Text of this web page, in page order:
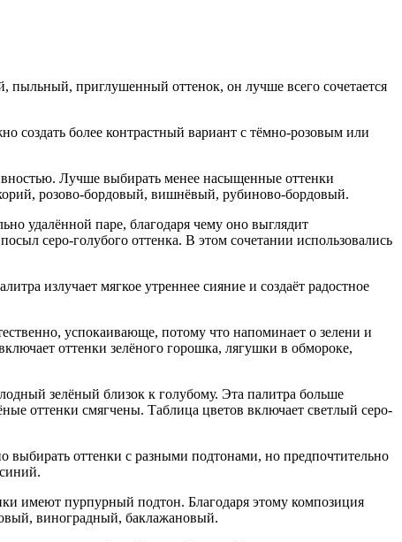
пыльный, приглушенный оттенок, он лучше всего сочетается
создать более контрастный вариант с тёмно-розовым или
Лучше выбирать менее насыщенные оттенки
розово-бордовый, вишнёвый, рубиново-бордовый.
удалённой паре, благодаря чему оно выглядит
серо-голубого оттенка. В этом сочетании использовались
излучает мягкое утреннее сияние и создаёт радостное
успокаивающе, потому что напоминает о зелени и
оттенки зелёного горошка, лягушки в обмороке,
зелёный близок к голубому. Эта палитра больше
оттенки смягчены. Таблица цветов включает светлый серо-
выбирать оттенки с разными подтонами, но предпочтительно
имеют пурпурный подтон. Благодаря этому композиция
виноградный, баклажановый.